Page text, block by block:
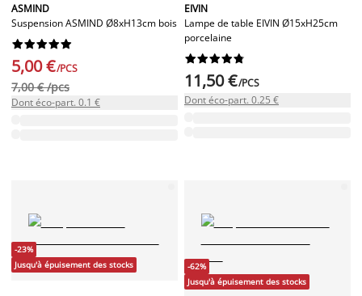
ASMIND
Suspension ASMIND Ø8xH13cm bois






5,00 €/PCS
7,00 € /pcs
Dont éco-part. 0.1 €
EIVIN
Lampe de table EIVIN Ø15xH25cm
porcelaine






11,50 €/PCS
Dont éco-part. 0.25 €
-23%
Jusqu'à épuisement des stocks
-62%
Jusqu'à épuisement des stocks